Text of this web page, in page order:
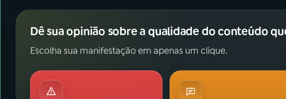
Dê sua opinião sobre a qualidade do conteúdo
Escolha sua manifestação em apenas um clique.